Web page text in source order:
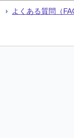
よくある質問（